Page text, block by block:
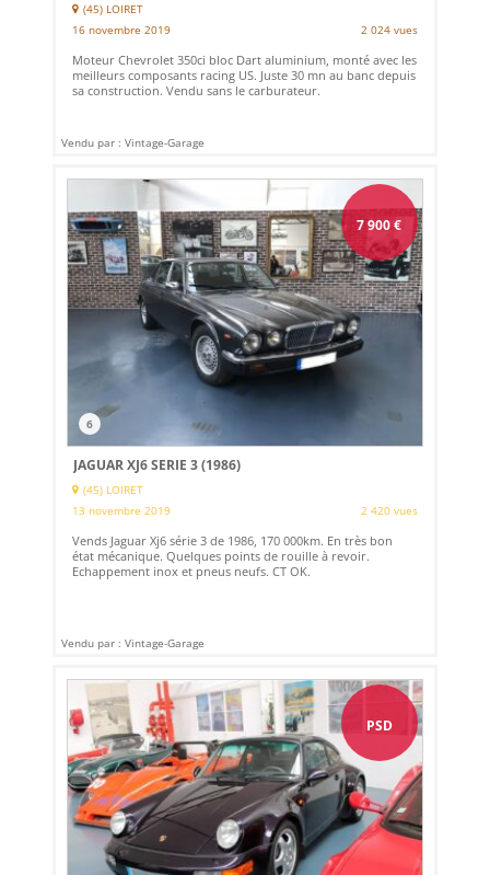
(45) LOIRET
16 novembre 2019
2 024 vues
Moteur Chevrolet 350ci bloc Dart aluminium, monté avec les
meilleurs composants racing US. Juste 30 mn au banc depuis
sa construction. Vendu sans le carburateur.
Vendu par : Vintage-Garage
7 900€
6
JAGUAR XJ6 SERIE 3 (1986)
(45) LOIRET
13 novembre 2019
2 420 vues
Vends Jaguar Xj6 série 3 de 1986, 170 000km. En très bon
état mécanique. Quelques points de rouille à revoir.
Echappement inox et pneus neufs. CT OK.
Vendu par : Vintage-Garage
PSD